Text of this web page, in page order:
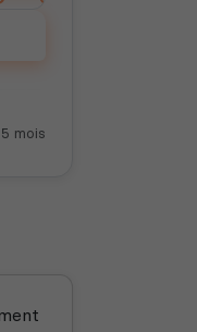
mois